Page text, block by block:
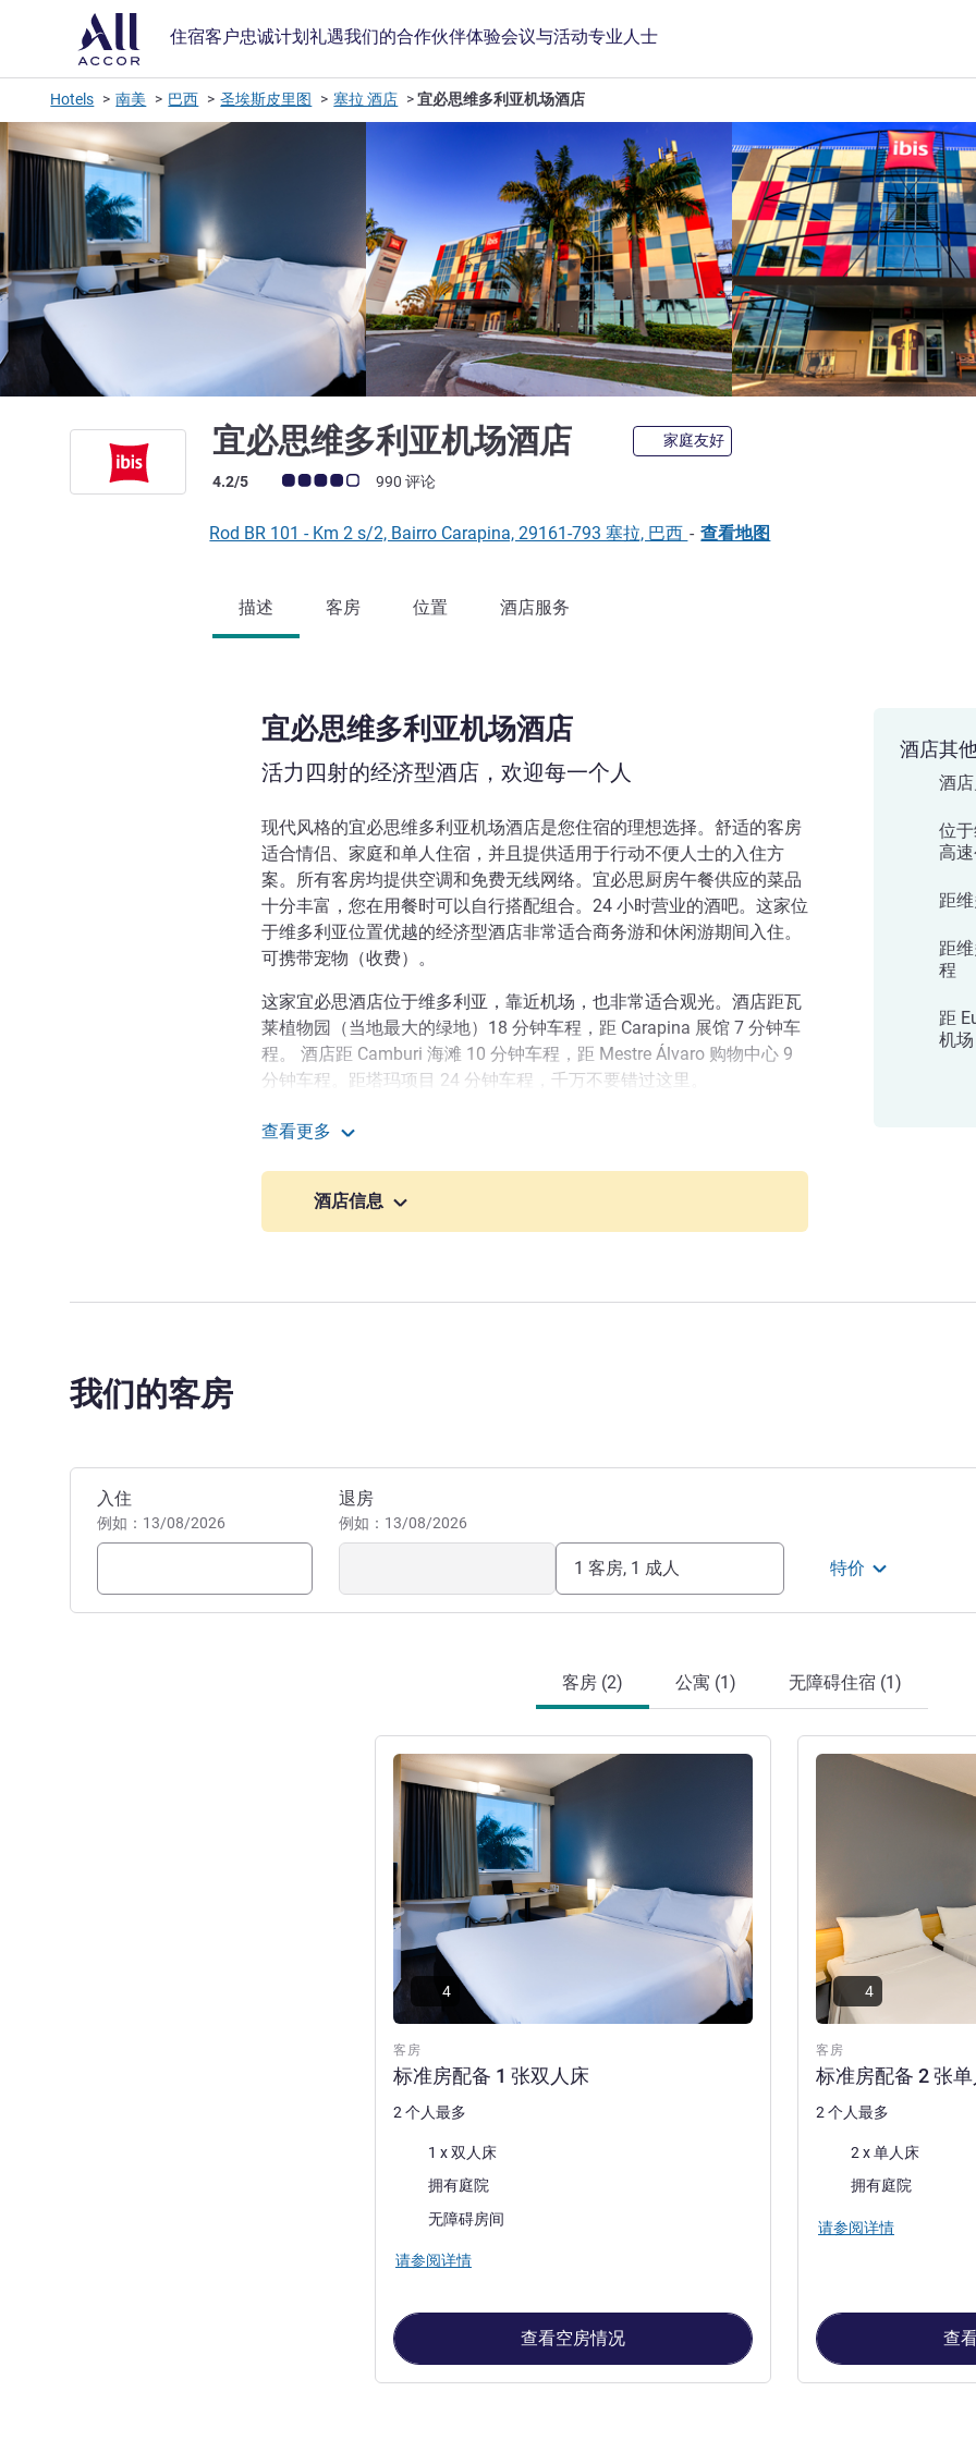
住宿客户忠诚计划礼遇我们的合作伙伴体验会议与活动专业人士
Hotels 南美 巴西 圣埃斯皮里图 塞拉 酒店 宜必思维多利亚机场酒店
宜必思维多利亚机场酒店 3 星 家庭友好
客户意见评级 (ALL 评级)
4.2/5 990 评论
Rod BR 101 - Km 2 s/2, Bairro Carapina, 29161-793 塞拉, 巴西 - 查看地图
描述 客房 位置 酒店服务
宜必思维多利亚机场酒店
活力四射的经济型酒店，欢迎每一个人
现代风格的宜必思维多利亚机场酒店是您住宿的理想选择。舒适的客房
适合情侣、家庭和单人住宿，并且提供适用于行动不便人士的入住方
案。所有客房均提供空调和免费无线网络。宜必思厨房午餐供应的菜品
十分丰富，您在用餐时可以自行搭配组合。24 小时营业的酒吧。这家位
于维多利亚位置优越的经济型酒店非常适合商务游和休闲游期间入住。
可携带宠物（收费）。
这家宜必思酒店位于维多利亚，靠近机场，也非常适合观光。酒店距瓦
莱植物园（当地最大的绿地）18 分钟车程，距 Carapina 展馆 7 分钟车
程。 酒店距 Camburi 海滩 10 分钟车程，距 Mestre Álvaro 购物中心 9
分钟车程。距塔玛项目 24 分钟车程，千万不要错过这里。
这家位于维多利亚的酒店环境舒适，位置优越，交通便利，物超所值。
欢迎光临宜必思维多利亚机场酒店！您可以体验我们酒店全新的餐饮
场所，它们目前正在进行翻修，将以更加舒适的环境迎接您的到来！酒
查看更多
酒店信息
酒店其
酒
位
高
距
距
程
距
机
我们的客房
预订此酒店
入住
例如：13/08/2026
退房
例如：13/08/2026
1 客房, 1 成人 特价
客房 (2) 公寓 (1) 无障碍住宿 (1)
客房
标准房配备 1 张双人床
请参阅详情
4
2 个人最多
床上用品1 x 双人床
拥有庭院
无障碍房间
请参阅详情
查看空房情况
客房
标准房配备 2 张
请参阅详情
4
2 个人最多
床上用品2 x 单人床
拥有庭院
请参阅详情
查